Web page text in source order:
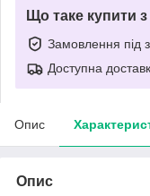
Що таке купити
Замовлення під
Доступна
Опис
Опис